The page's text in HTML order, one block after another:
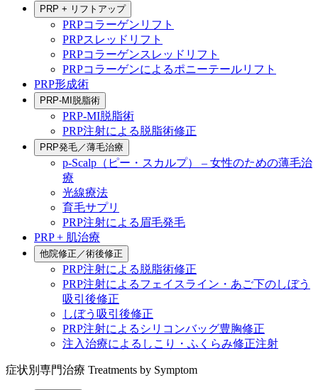
PRP + リフトアップ
PRPコラーゲンリフト
PRPスレッドリフト
PRPコラーゲンスレッドリフト
PRPコラーゲンによるポニーテールリフト
PRP形成術
PRP-MI脱脂術
PRP-MI脱脂術
PRP注射による脱脂術修正
PRP発毛／薄毛治療
p-Scalp（ピー・スカルプ） – 女性のための薄毛治
療
光線療法
育毛サプリ
PRP注射による眉毛発毛
PRP + 肌治療
他院修正／術後修正
PRP注射による脱脂術修正
PRP注射によるフェイスライン・あご下のしぼう
吸引後修正
しぼう吸引後修正
PRP注射によるシリコンバッグ豊胸修正
注入治療によるしこり・ふくらみ修正注射
症状別専門治療 Treatments by Symptom